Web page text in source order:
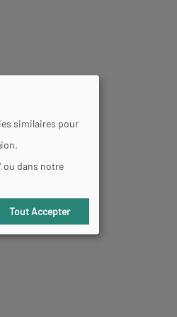
similaires pour
ou dans notre
Tout Accepter